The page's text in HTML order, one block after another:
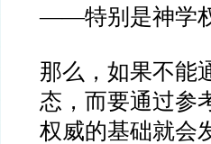
——特别是神学
那么，如果不能
态，而要通过参
权威的基础就会